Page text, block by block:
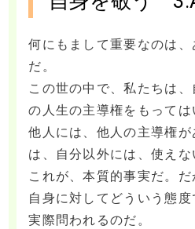
何にもまして重要なのは
だ。
この世の中で、私たちは
の人生の主導権をもっては
他人には、他人の主導権
は、自分以外には、使えな
これが、本質的事実だ。
自身に対してどういう態度
実際問われるのだ。